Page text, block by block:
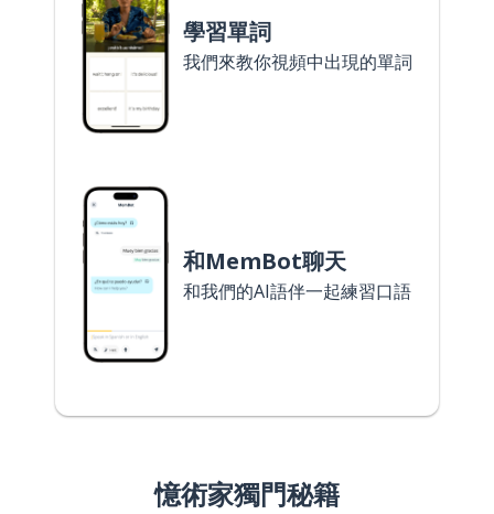
學習單詞
我們來教你視頻中出現的單詞
和MemBot聊天
和我們的AI語伴一起練習口語
憶術家獨門秘籍